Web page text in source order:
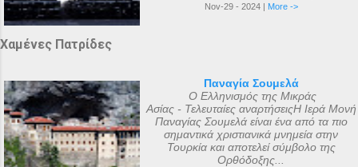
Nov-29 - 2024 | More ->
Χαμένες Πατρίδες
Παναγία Σουμελά
Ο Ελληνισμός της Μικράς
Ασίας - Τελευταίες αναρτήσειςΗ Ιερά Μονή
Παναγίας Σουμελά είναι ένα από τα πιο
σημαντικά χριστιανικά μνημεία στην
Τουρκία και αποτελεί σύμβολο της
Ορθόδοξης...